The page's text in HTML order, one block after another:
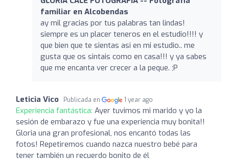
familiar en Alcobendas
ay mil gracias por tus palabras tan lindas!
siempre es un placer teneros en el estudio!!!! y
que bien que te sientas asi en mi estudio.. me
gusta que os sintais como en casa!!! y ya sabes
que me encanta ver crecer a la peque. ;P
Leticia Vico Publicada en 1 year ago
Experiencia fantástica: Ayer tuvimos mi marido y yo la
sesión de embarazo y fue una experiencia muy bonita!!
Gloria una gran profesional, nos encantó todas las
fotos! Repetiremos cuando nazca nuestro bebé para
tener también un recuerdo bonito de él